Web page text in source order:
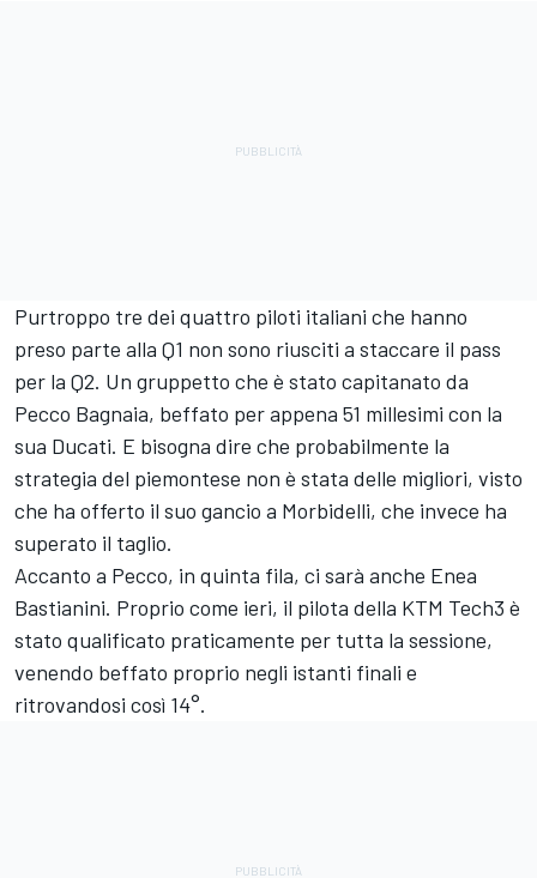
Purtroppo tre dei quattro piloti italiani che hanno
preso parte alla Q1 non sono riusciti a staccare il pass
per la Q2. Un gruppetto che è stato capitanato da
Pecco Bagnaia, beffato per appena 51 millesimi con la
sua Ducati. E bisogna dire che probabilmente la
strategia del piemontese non è stata delle migliori, visto
che ha offerto il suo gancio a Morbidelli, che invece ha
superato il taglio.
Accanto a Pecco, in quinta fila, ci sarà anche Enea
Bastianini. Proprio come ieri, il pilota della KTM Tech3 è
stato qualificato praticamente per tutta la sessione,
venendo beffato proprio negli istanti finali e
ritrovandosi così 14°.